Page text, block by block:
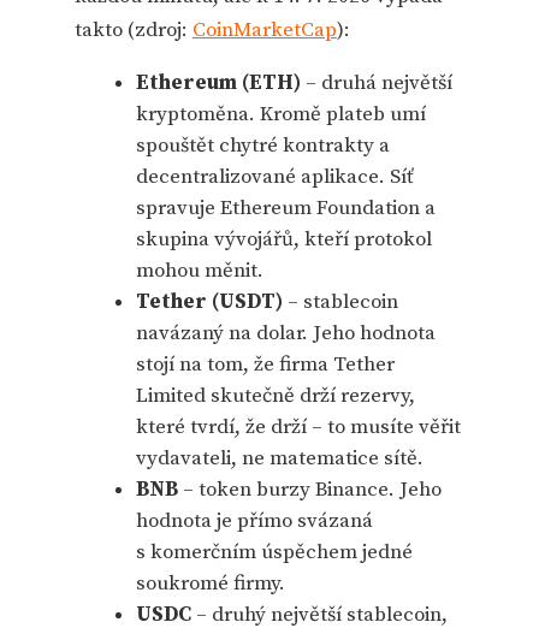
takto (zdroj: CoinMarketCap):
Ethereum (ETH) – druhá největší
kryptoměna. Kromě plateb umí
spouštět chytré kontrakty a
decentralizované aplikace. Síť
spravuje Ethereum Foundation a
skupina vývojářů, kteří protokol
mohou měnit.
Tether (USDT) – stablecoin
navázaný na dolar. Jeho hodnota
stojí na tom, že firma Tether
Limited skutečně drží rezervy,
které tvrdí, že drží – to musíte věřit
vydavateli, ne matematice sítě.
BNB– token burzy Binance. Jeho
hodnota je přímo svázaná
s komerčním úspěchem jedné
soukromé firmy.
USDC– druhý největší stablecoin,